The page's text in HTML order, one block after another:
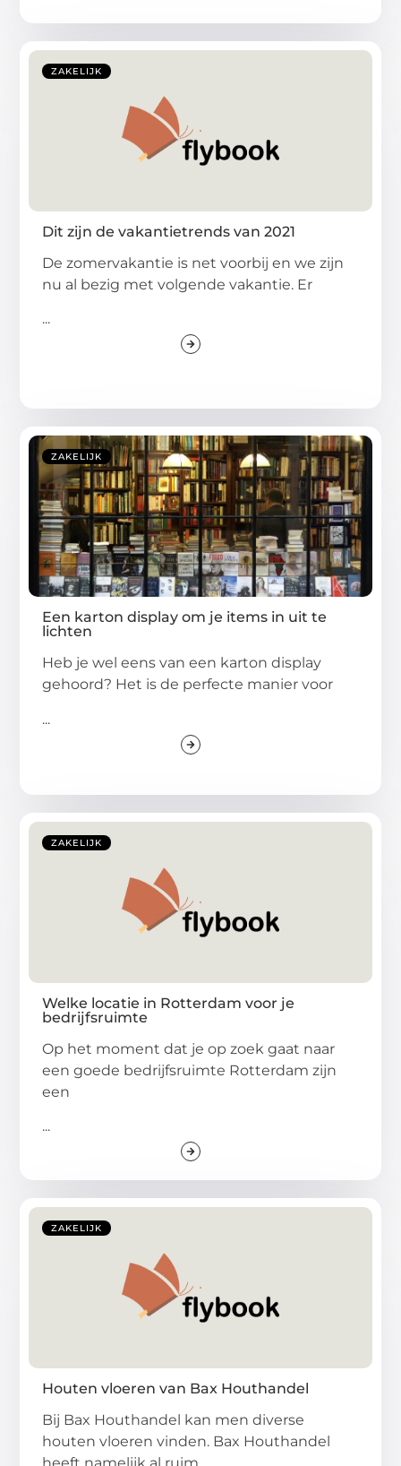
ZAKELIJK
Dit zijn de vakantietrends van 2021
De zomervakantie is net voorbij en we zijn
nu al bezig met volgende vakantie. Er
...
ZAKELIJK
Een karton display om je items in uit te
lichten
Heb je wel eens van een karton display
gehoord? Het is de perfecte manier voor
...
ZAKELIJK
Welke locatie in Rotterdam voor je
bedrijfsruimte
Op het moment dat je op zoek gaat naar
een goede bedrijfsruimte Rotterdam zijn
een
...
ZAKELIJK
Houten vloeren van Bax Houthandel
Bij Bax Houthandel kan men diverse
houten vloeren vinden. Bax Houthandel